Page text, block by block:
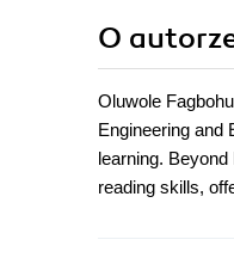
O
Oluwole
Engineering and
learning.
reading skills,